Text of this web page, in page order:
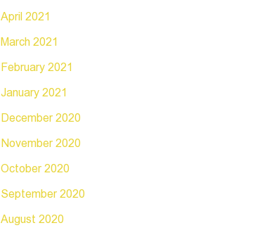
April 2021
March 2021
February 2021
January 2021
December 2020
November 2020
October 2020
September 2020
August 2020